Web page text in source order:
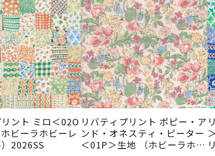
ント ミロ＜02O
ビーラホビーレ
2026SS
リバティプリント ポピー・ア
ンド・オネスティ・ピーター
＜01P＞生地 （ホビーラホビ